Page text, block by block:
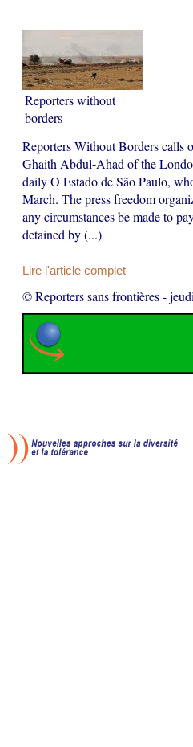
Reporters without
borders
Reporters Without Borders calls
Ghaith Abdul-Ahad of the
daily O Estado de São Paulo,
March. The press freedom
any circumstances be made to
detained by (...)
Lire l'article complet
© Reporters sans frontières-